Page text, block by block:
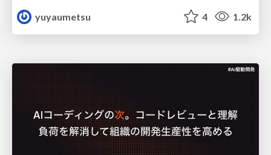
yuyaumetsu
4 1.2k